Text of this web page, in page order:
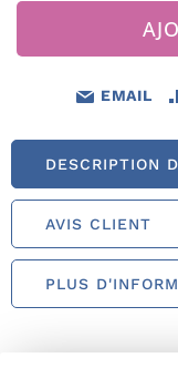
EMAIL
DESCRIPTION
AVIS CLIENT
PLUS